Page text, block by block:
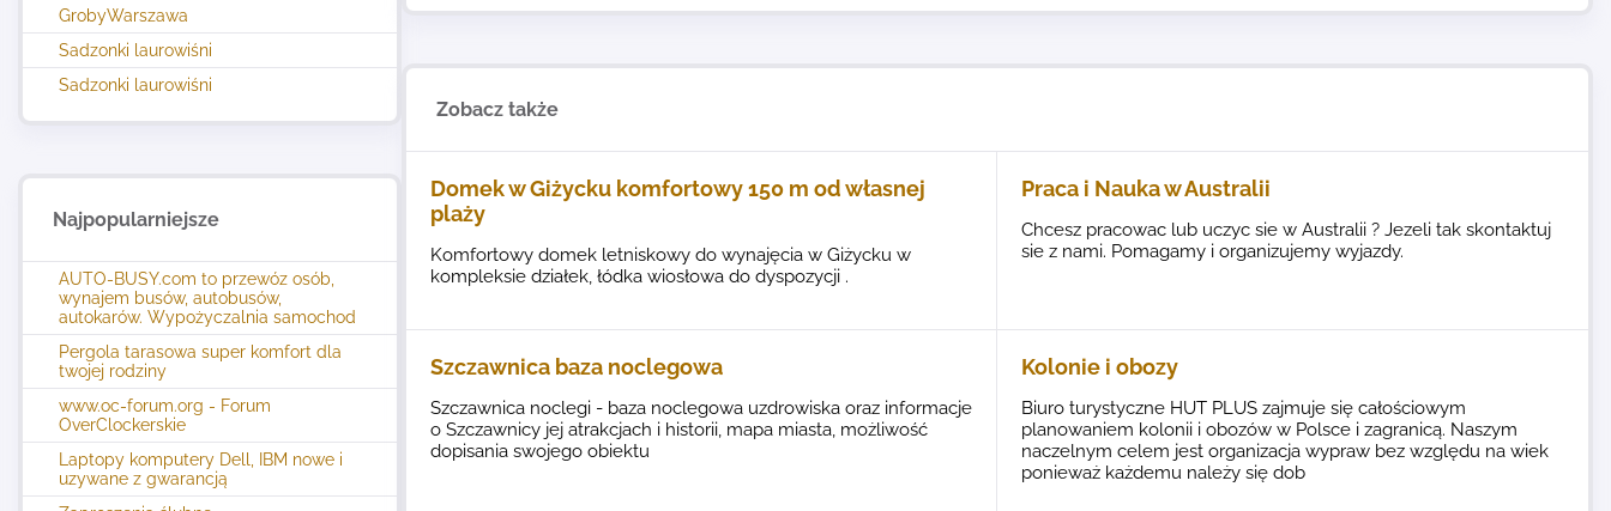
GrobyWarszawa
Sadzonki laurowiśni
Sadzonki laurowiśni
Najpopularniejsze
AUTO-BUSY.com to przewóz osób,
wynajem busów, autobusów,
autokarów. Wypożyczalnia samochod
Pergola tarasowa super komfort dla
twojej rodziny
www.oc-forum.org - Forum
OverClockerskie
Laptopy komputery Dell, IBM nowe i
uzywane z gwarancją
Zobacz także
Domek w Giżycku komfortowy 150 m od własnej
plaży
Komfortowy domek letniskowy do wynajęcia w Giżycku w
kompleksie działek, łódka wiosłowa do dyspozycji .
Praca i Nauka w Australii
Chcesz pracowac lub uczyc sie w Australii ? Jezeli tak skontaktuj
sie z nami. Pomagamy i organizujemy wyjazdy.
Szczawnica baza noclegowa
Szczawnica noclegi - baza noclegowa uzdrowiska oraz informacje
o Szczawnicy jej atrakcjach i historii, mapa miasta, możliwość
dopisania swojego obiektu
Kolonie i obozy
Biuro turystyczne HUT PLUS zajmuje się całościowym
planowaniem kolonii i obozów w Polsce i zagranicą. Naszym
naczelnym celem jest organizacja wypraw bez względu na wiek
ponieważ każdemu należy się dob